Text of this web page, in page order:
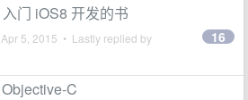
门 iOS8 开发的书
Apr 5, 2015 • Lastly replied by 16
C